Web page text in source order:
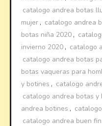
catalogo andrea botas
mujer , catalogo andrea
botas niña 2020 ,
invierno 2020 , catalogo
catalogo andrea botas
botas vaqueras para
y botines , catalogo
catalogo andrea botas y
andrea botines ,
catalogo andrea buen